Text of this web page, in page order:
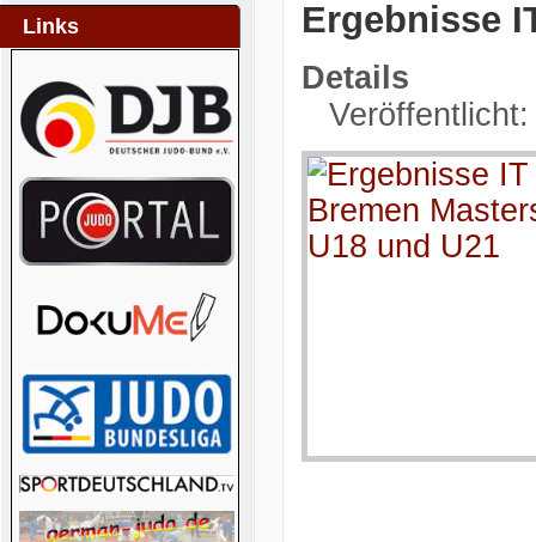
Links Ergebnisse
Details